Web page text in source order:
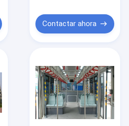
Contactar ahora